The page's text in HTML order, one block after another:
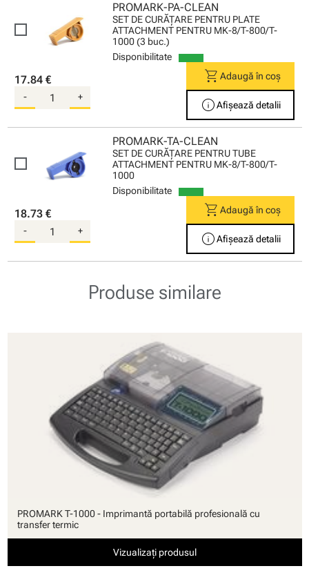
PROMARK-PA-CLEAN
SET DE CURĂŢARE PENTRU PLATE
ATTACHMENT PENTRU MK-8/T-800/T-
1000 (3 buc.)
Disponibilitate
17.84 €
- +
shopping_cartAdaugă în coș
infoAfișează detalii
PROMARK-TA-CLEAN
SET DE CURĂŢARE PENTRU TUBE
ATTACHMENT PENTRU MK-8/T-800/T-
1000
Disponibilitate
18.73 €
- +
shopping_cartAdaugă în coș
infoAfișează detalii
Produse similare
PROMARK T-1000 - Imprimantă portabilă profesională cu
transfer termic
Vizualizați produsul